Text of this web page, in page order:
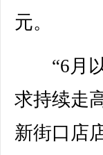
元。
“6月以
求持续走
新街口店